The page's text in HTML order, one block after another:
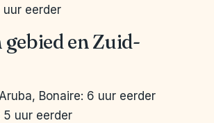
uur eerder
en Zuid-
Bonaire: 6 uur eerder
5 uur eerder